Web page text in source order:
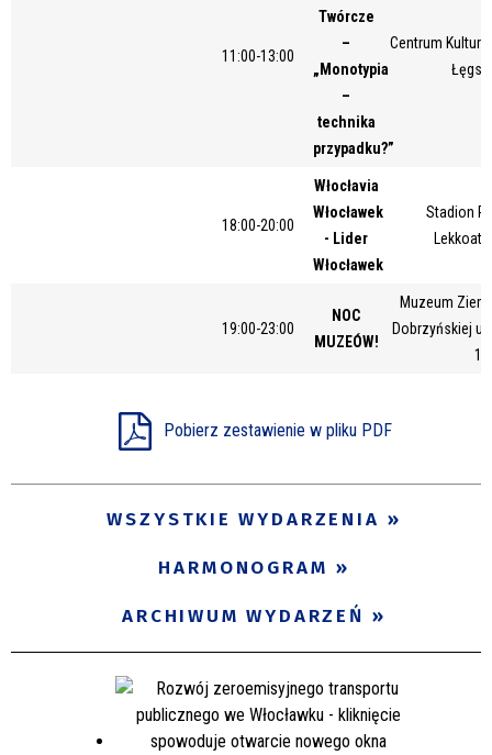
11:00-13:00
Twórcze
–
„Monotypia
–
technika
przypadku?”
Centrum Kultury
18:00-20:00
Włocłavia
Włocławek
- Lider
Włocławek
Stadion
19:00-23:00
NOC
MUZEÓW!
Muzeum
Dobrzyńskiej
1A
Pobierz zestawienie w pliku PDF
WSZYSTKIE WYDARZENIA
HARMONOGRAM
ARCHIWUM WYDARZEŃ